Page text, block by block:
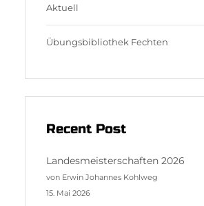
m
s
Aktuell
Übungsbibliothek Fechten
Recent Post
Landesmeisterschaften 2026
von Erwin Johannes Kohlweg
15. Mai 2026